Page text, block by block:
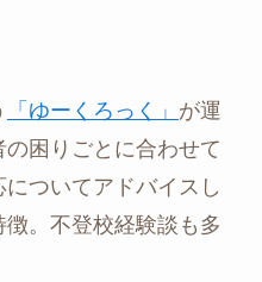
「ゆーくろっく」 が運
困りごとに合わせて
ついてアドバイスし
。不登校経験談も多